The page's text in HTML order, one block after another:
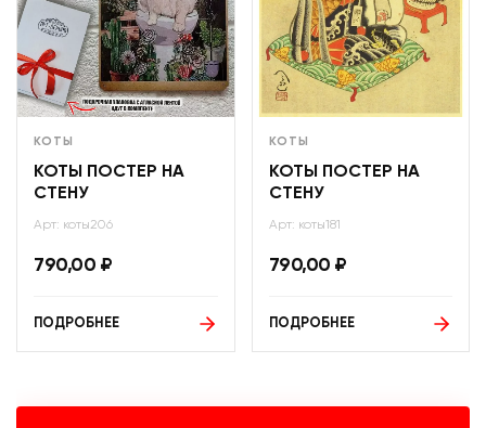
КОТЫ
КОТЫ ПОСТЕР НА
СТЕНУ
Арт: коты206
790,00 ₽
ПОДРОБНЕЕ
КОТЫ
КОТЫ ПОСТЕР НА
СТЕНУ
Арт: коты181
790,00 ₽
ПОДРОБНЕЕ